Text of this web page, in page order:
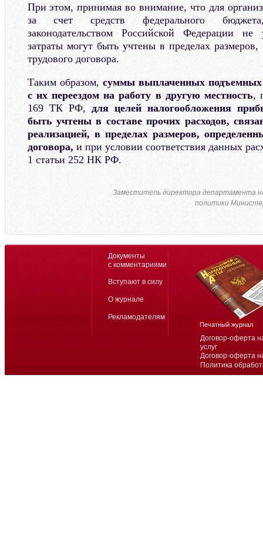
При этом, принимая во внимание, что для
за счет средств федерального
законодательством Российской Федерации не
затраты могут быть учтены в пределах
трудового договора.
Таким образом, суммы выплаченных подъемных
с их переездом на работу в другую местность,
169 ТК РФ, для целей налогообложения
быть учтены в составе прочих расходов,
реализацией, в пределах размеров,
договора, и при условии соответствия данных
1 статьи 252 НК РФ.
Заместитель директора департамента
политики
Договор-оферта
услуг
Договор-оферта
Политика
Документы
с комментариями
Вступают в силу
О журнале
Рекламодателям
Печатный журнал